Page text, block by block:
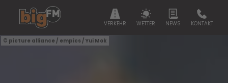
VERKEHR WETTER NEWS KONTAKT
picture alliance / empics / Yui Mok